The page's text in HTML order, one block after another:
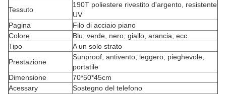
Tessuto
190T poliestere rivestito d'argento, resistente
UV
Pagina
Filo di acciaio piano
Colore
Blu, verde, nero, giallo, arancia, ecc.
Tipo
A un solo strato
Prestazione
Sunproof, antivento, leggero, pieghevole,
portatile
Dimensione
70*50*45cm
Acessary
Sostegno del telefono